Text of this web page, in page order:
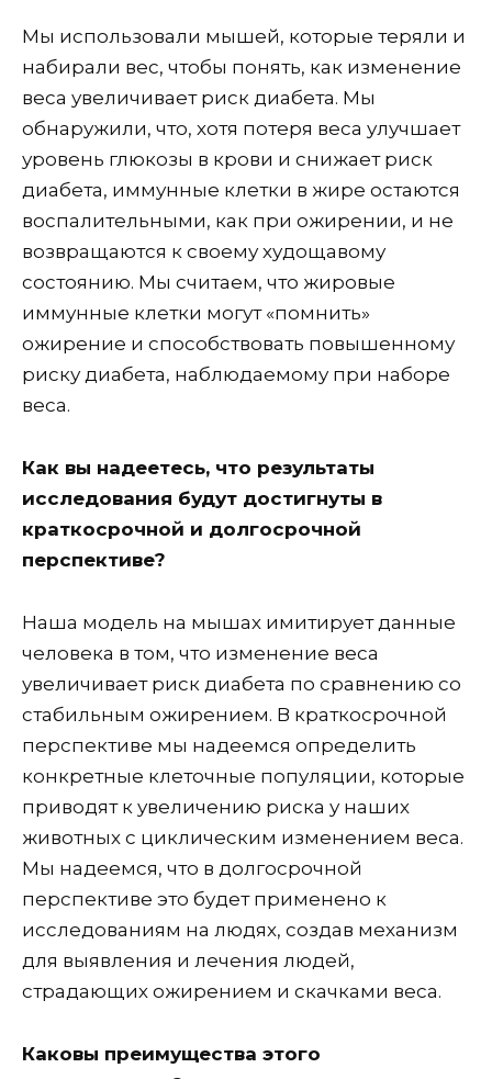
Мы использовали мышей, которые теряли и
набирали вес, чтобы понять, как изменение
веса увеличивает риск диабета. Мы
обнаружили, что, хотя потеря веса улучшает
уровень глюкозы в крови и снижает риск
диабета, иммунные клетки в жире остаются
воспалительными, как при ожирении, и не
возвращаются к своему худощавому
состоянию. Мы считаем, что жировые
иммунные клетки могут «помнить»
ожирение и способствовать повышенному
риску диабета, наблюдаемому при наборе
веса.
Как вы надеетесь, что результаты
исследования будут достигнуты в
краткосрочной и долгосрочной
перспективе?
Наша модель на мышах имитирует данные
человека в том, что изменение веса
увеличивает риск диабета по сравнению со
стабильным ожирением. В краткосрочной
перспективе мы надеемся определить
конкретные клеточные популяции, которые
приводят к увеличению риска у наших
животных с циклическим изменением веса.
Мы надеемся, что в долгосрочной
перспективе это будет применено к
исследованиям на людях, создав механизм
для выявления и лечения людей,
страдающих ожирением и скачками веса.
Каковы преимущества этого